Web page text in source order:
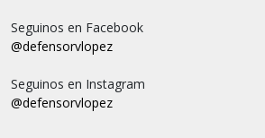
Seguinos en Facebook
@defensorvlopez
Seguinos en Instagram
@defensorvlopez